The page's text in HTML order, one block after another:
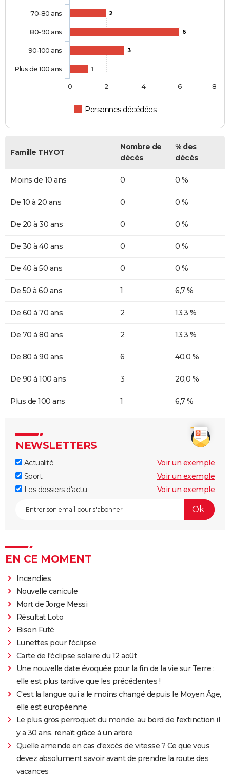
2
6
3
1
Personnes décédées
70-80 ans
80-90 ans
90-100 ans
Plus de 100 ans
0 2 4 6 8
Famille THYOT
Nombre de
décès
% des
décès
Moins de 10 ans 0 0 %
De 10 à 20 ans 0 0 %
De 20 à 30 ans 0 0 %
De 30 à 40 ans 0 0 %
De 40 à 50 ans 0 0 %
De 50 à 60 ans 1 6,7 %
De 60 à 70 ans 2 13,3 %
De 70 à 80 ans 2 13,3 %
De 80 à 90 ans 6 40,0 %
De 90 à 100 ans 3 20,0 %
Plus de 100 ans 1 6,7 %
NEWSLETTERS
Actualité
Voir un exemple
Sport
Voir un exemple
Les dossiers d'actu
Voir un exemple
EN CE MOMENT
Incendies
Nouvelle canicule
Mort de Jorge Messi
Résultat Loto
Bison Futé
Lunettes pour l'éclipse
Carte de l'éclipse solaire du 12 août
Une nouvelle date évoquée pour la fin de la vie sur Terre :
elle est plus tardive que les précédentes !
C'est la langue qui a le moins changé depuis le Moyen Âge,
elle est européenne
Le plus gros perroquet du monde, au bord de l'extinction il
y a 30 ans, renaît grâce à un arbre
Quelle amende en cas d'excès de vitesse ? Ce que vous
devez absolument savoir avant de prendre la route des
vacances